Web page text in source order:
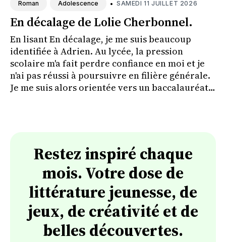
Roman Adolescence • SAMEDI 11 JUILLET 2026
En décalage de Lolie Cherbonnel.
En lisant En décalage, je me suis beaucoup
identifiée à Adrien. Au lycée, la pression
scolaire m'a fait perdre confiance en moi et je
n'ai pas réussi à poursuivre en filière générale.
Je me suis alors orientée vers un baccalauréat
réussir.Restez inspiré chaque
mois. Votre dose de
littérature jeunesse, de
jeux, de créativité et de
belles découvertes.